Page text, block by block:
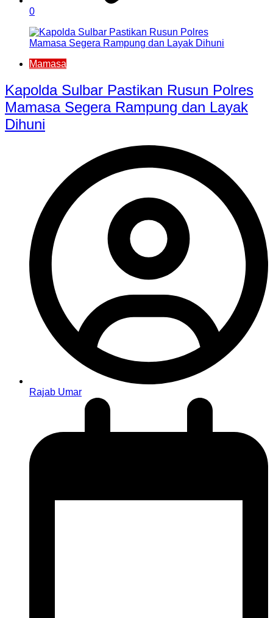
0
Mamasa
Kapolda Sulbar Pastikan Rusun Polres
Mamasa Segera Rampung dan Layak
Dihuni
Rajab Umar